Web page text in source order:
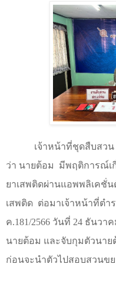
เจ้าหน้าที่ชุดสืบสว
ว่า นายต้อม
มีพฤติการณ์เ
ยาเสพติดผ่านแอพพลิเคชั่น
เสพติด ต่อมาเจ้าหน้าที่ตำ
ค.181/2566 วันที่ 24 ธันวา
นายต้อม และจับกุมตัวนา
ก่อนจะนำตัวไปสอบสวนข